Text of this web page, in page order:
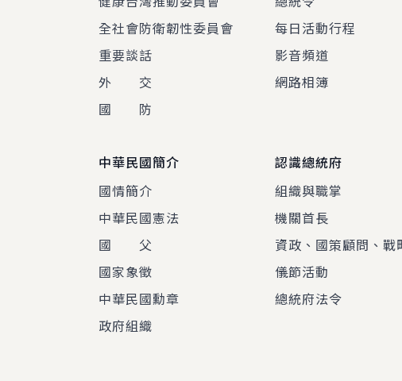
全社會防衛韌性委員會
重要談話
外 交
國 防
每日活動行程
影音頻道
網路相簿
中華民國簡介
國情簡介
中華民國憲法
國 父
國家象徵
中華民國勳章
政府組織
認識總統府
組織與職掌
機關首長
資政、國策顧問、戰
儀節活動
總統府法令